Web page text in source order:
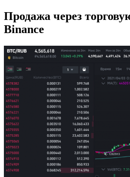
Продажа через
Binance